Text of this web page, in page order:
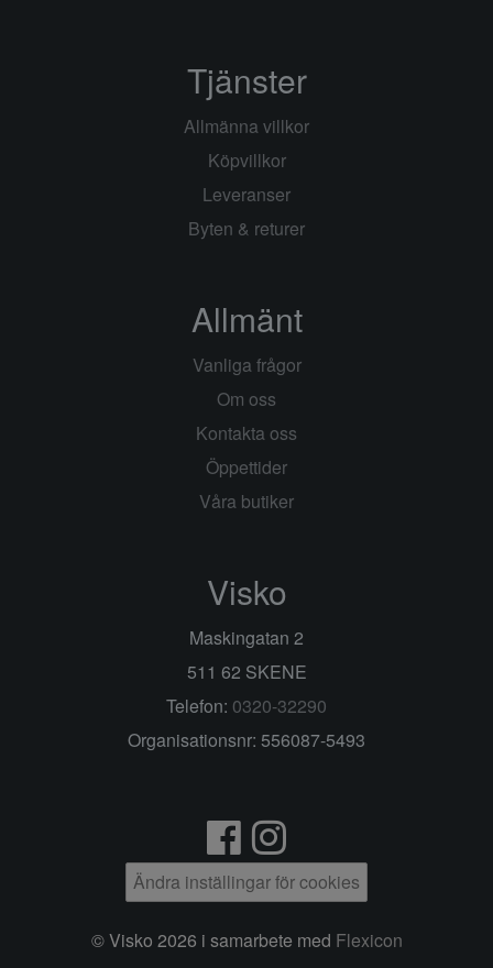
Tjänster
Allmänna villkor
Köpvillkor
Leveranser
Byten & returer
Allmänt
Vanliga frågor
Om oss
Kontakta oss
Öppettider
Våra butiker
Visko
Maskingatan 2
511 62 SKENE
Telefon: 0320-32290
Organisationsnr: 556087-5493
Ändra inställingar för cookies
© Visko 2026 i samarbete med Flexicon